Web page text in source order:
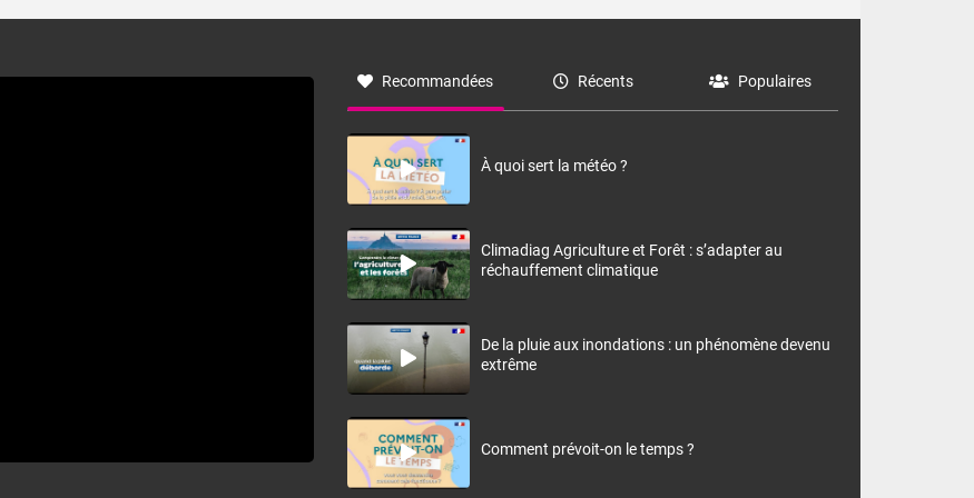
à nord-ouest, dans un secteur qui part du Roussillon à la
monts, en allusion aux régions montagneuses d’où
Recommandées Récents Populaires
À quoi sert la météo ?
Climadiag Agriculture et Forêt : s’adapter au
réchauffement climatique
De la pluie aux inondations : un phénomène devenu
extrême
Comment prévoit-on le temps ?